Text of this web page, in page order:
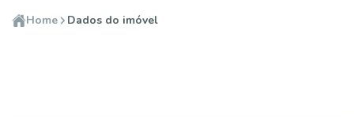
Home Dados do imóvel